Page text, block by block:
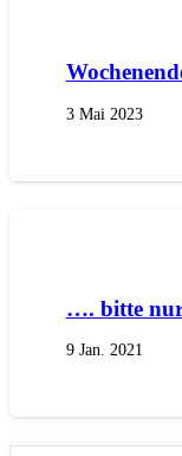
3 Mai 2023
…. bitte
9 Jan. 2021